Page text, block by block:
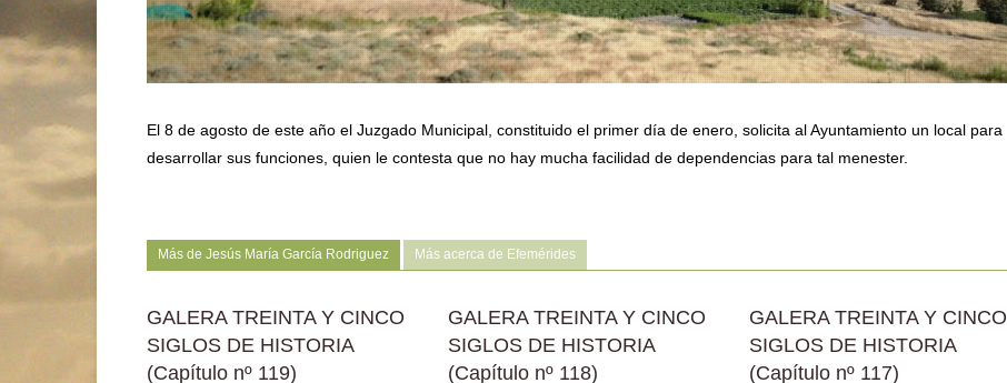
El 8 de agosto de este año el Juzgado Municipal, constituido el primer día de enero, solicita al Ayuntamiento un local para
desarrollar sus funciones, quien le contesta que no hay mucha facilidad de dependencias para tal menester.
Más de Jesús María García Rodriguez Más acerca de Efemérides
GALERA TREINTA Y CINCO
SIGLOS DE HISTORIA
(Capítulo nº 119)
GALERA TREINTA Y CINCO
SIGLOS DE HISTORIA
(Capítulo nº 118)
GALERA TREINTA Y CINCO
SIGLOS DE HISTORIA
(Capítulo nº 117)